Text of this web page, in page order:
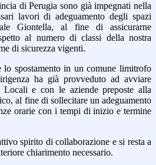
di Perugia sono già impegnati nella
lavori di adeguamento degli spazi
Giontella, al fine di assicurarne
al numero di classi della nostra
di sicurezza vigenti.
lo spostamento in un comune limitrofo
ha già provveduto ad avviare
e con le aziende preposte alla
al fine di sollecitare un adeguamento
orarie con i tempi di inizio e termine
spirito di collaborazione e si resta a
chiarimento necessario.